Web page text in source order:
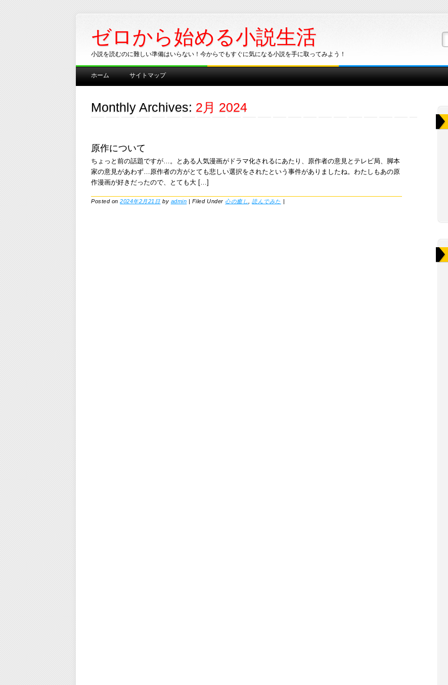
ゼロから始める小説生活
小説を読むのに難しい準備はいらない！今からでもすぐに気になる小説を手に取ってみよう！
Main menu
Skip
ホーム サイトマップ
Monthly Archives: 2月 2024
原作について
ちょっと前の話題ですが…。とある人気漫画がドラマ化されるにあたり、原作者の意見とテレビ局、脚本
家の意見があわず…原作者の方がとても悲しい選択をされたという事件がありましたね。わたしもあの原
作漫画が好きだったので、とても大 […]
Posted on2024年2月21日 by admin | Filed Under心の癒し ,読んでみた |